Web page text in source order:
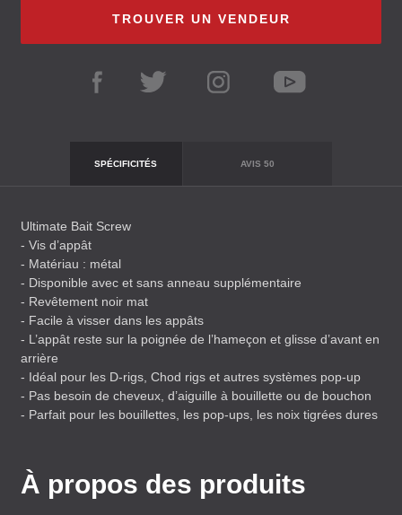
TROUVER UN VENDEUR
SPÉCIFICITÉS AVIS 50
Ultimate Bait Screw
- Vis d’appât
- Matériau : métal
- Disponible avec et sans anneau supplémentaire
- Revêtement noir mat
- Facile à visser dans les appâts
- L’appât reste sur la poignée de l’hameçon et glisse d’avant en
arrière
- Idéal pour les D-rigs, Chod rigs et autres systèmes pop-up
- Pas besoin de cheveux, d’aiguille à bouillette ou de bouchon
- Parfait pour les bouillettes, les pop-ups, les noix tigrées dures
À propos des produits